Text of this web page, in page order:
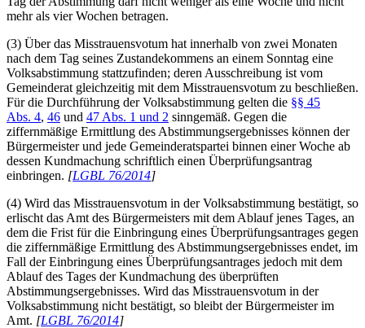
mehr als vier Wochen betragen.
(3) Über das Misstrauensvotum hat innerhalb von zwei Monaten
nach dem Tag seines Zustandekommens an einem Sonntag eine
Volksabstimmung stattzufinden; deren Ausschreibung ist vom
Gemeinderat gleichzeitig mit dem Misstrauensvotum zu beschließen.
Für die Durchführung der Volksabstimmung gelten die §§ 45
Abs. 4, 46 und 47 Abs. 1 und 2 sinngemäß. Gegen die
ziffernmäßige Ermittlung des Abstimmungsergebnisses können der
Bürgermeister und jede Gemeinderatspartei binnen einer Woche ab
dessen Kundmachung schriftlich einen Überprüfungsantrag
einbringen. [LGBL 76/2014]
(4) Wird das Misstrauensvotum in der Volksabstimmung bestätigt, so
erlischt das Amt des Bürgermeisters mit dem Ablauf jenes Tages, an
dem die Frist für die Einbringung eines Überprüfungsantrages gegen
die ziffernmäßige Ermittlung des Abstimmungsergebnisses endet, im
Fall der Einbringung eines Überprüfungsantrages jedoch mit dem
Ablauf des Tages der Kundmachung des überprüften
Abstimmungsergebnisses. Wird das Misstrauensvotum in der
Volksabstimmung nicht bestätigt, so bleibt der Bürgermeister im
Amt. [LGBL 76/2014]